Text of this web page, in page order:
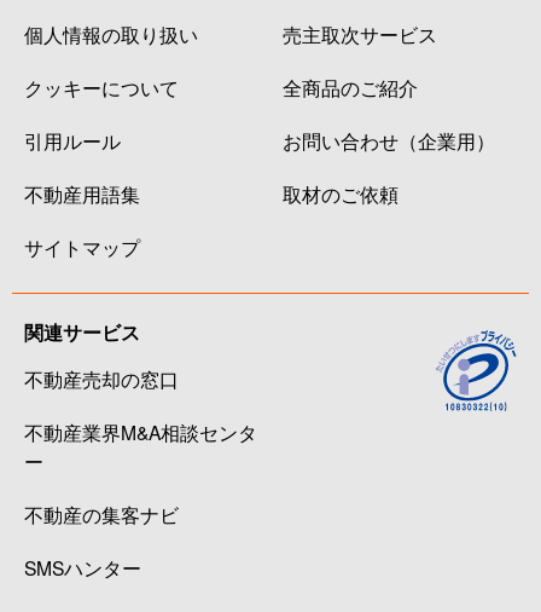
個人情報の取り扱い
クッキーについて
引用ルール
不動産用語集
サイトマップ
売主取次サービス
全商品のご紹介
お問い合わせ（企業用）
取材のご依頼
関連サービス
不動産売却の窓口
不動産業界M&A相談センタ
ー
不動産の集客ナビ
SMSハンター